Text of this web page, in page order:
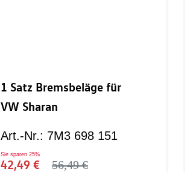
1 Satz Bremsbeläge für
VW Sharan
Art.-Nr.: 7M3 698 151
Sie sparen 25%
42,49 € 56,49 €